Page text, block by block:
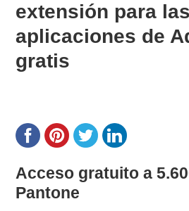
extensión para las
aplicaciones de
gratis
Acceso gratuito a
Pantone